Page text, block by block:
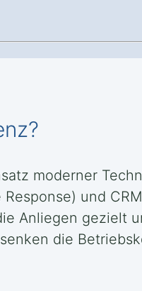
moderner
und
Anliegen gezielt
die